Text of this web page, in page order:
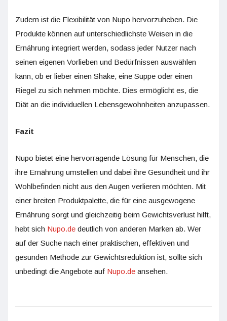
Zudem ist die Flexibilität von Nupo hervorzuheben. Die
Produkte können auf unterschiedlichste Weisen in die
Ernährung integriert werden, sodass jeder Nutzer nach
seinen eigenen Vorlieben und Bedürfnissen auswählen
kann, ob er lieber einen Shake, eine Suppe oder einen
Riegel zu sich nehmen möchte. Dies ermöglicht es, die
Diät an die individuellen Lebensgewohnheiten anzupassen.
Fazit
Nupo bietet eine hervorragende Lösung für Menschen, die
ihre Ernährung umstellen und dabei ihre Gesundheit und ihr
Wohlbefinden nicht aus den Augen verlieren möchten. Mit
einer breiten Produktpalette, die für eine ausgewogene
Ernährung sorgt und gleichzeitig beim Gewichtsverlust hilft,
hebt sich Nupo.de deutlich von anderen Marken ab. Wer
auf der Suche nach einer praktischen, effektiven und
gesunden Methode zur Gewichtsreduktion ist, sollte sich
unbedingt die Angebote auf Nupo.de ansehen.